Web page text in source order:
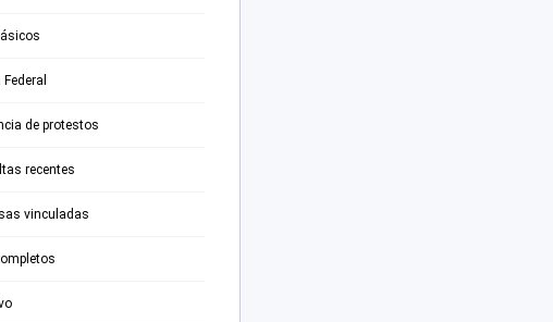
de protestos
recentes
vinculadas